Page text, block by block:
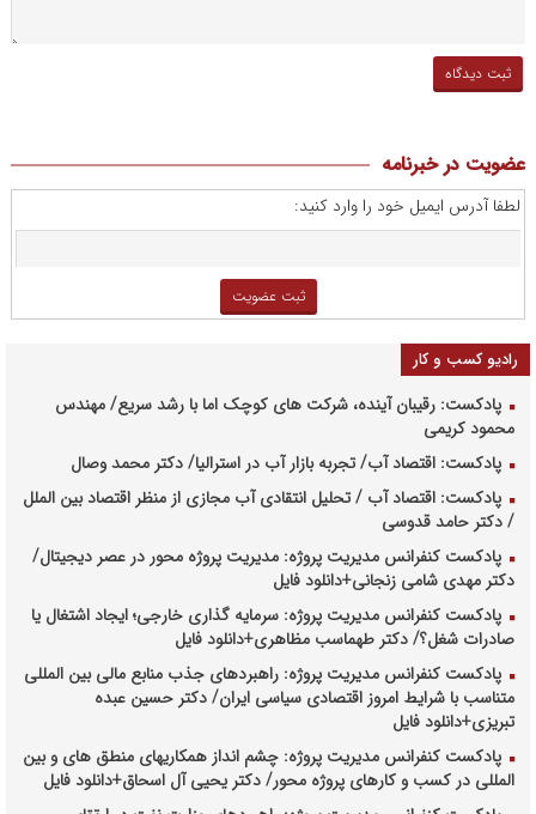
عضویت در خبرنامه
لطفا آدرس ایمیل خود را وارد کنید:
رادیو کسب و کار
پادکست: رقیبان آینده، شرکت های کوچک اما با رشد سریع/ مهندس
محمود کریمی
پادکست: اقتصاد آب/ تجربه بازار آب در استرالیا/ دکتر محمد وصال
پادکست: اقتصاد آب / تحلیل انتقادی آب مجازی از منظر اقتصاد بین الملل
/ دکتر حامد قدوسی
پادکست کنفرانس مدیریت پروژه: مدیریت پروژه محور در عصر دیجیتال/
دکتر مهدی شامی زنجانی+دانلود فایل
پادکست کنفرانس مدیریت پروژه: سرمایه گذاری خارجی؛ ایجاد اشتغال یا
صادرات شغل؟/ دکتر طهماسب مظاهری+دانلود فایل
پادکست کنفرانس مدیریت پروژه: راهبردهای جذب منابع مالی بین المللی
متناسب با شرایط امروز اقتصادی سیاسی ایران/ دکتر حسین عبده
تبریزی+دانلود فایل
پادکست کنفرانس مدیریت پروژه: چشم انداز همکاریهای منطق های و بین
المللی در کسب و کارهای پروژه محور/ دکتر یحیی آل اسحاق+دانلود فایل